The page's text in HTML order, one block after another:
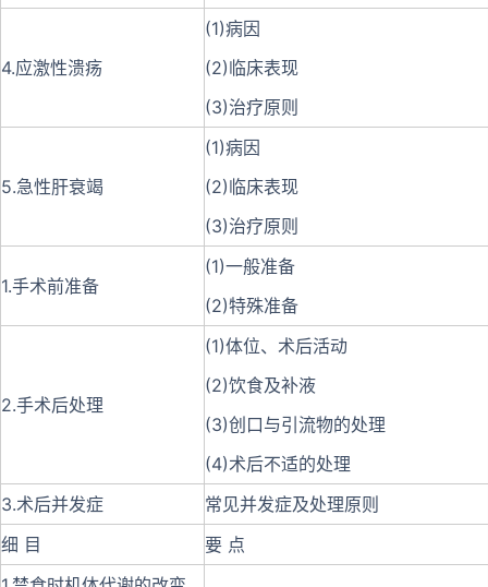
4.应激性溃疡
(1)病因
(2)临床表现
(3)治疗原则
5.急性肝衰竭
(1)病因
(2)临床表现
(3)治疗原则
1.手术前准备
(1)一般准备
(2)特殊准备
2.手术后处理
(1)体位、术后活动
(2)饮食及补液
(3)创口与引流物的处理
(4)术后不适的处理
3.术后并发症 常见并发症及处理原则
细 目 要 点